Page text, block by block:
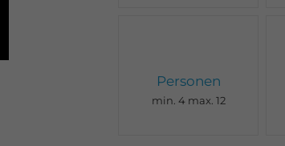
Personen
min. 4 max. 12